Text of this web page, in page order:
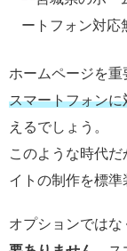
ホームページを重
スマートフォン
えるでしょう。
このような時代
イトの制作を標準
オプションではな